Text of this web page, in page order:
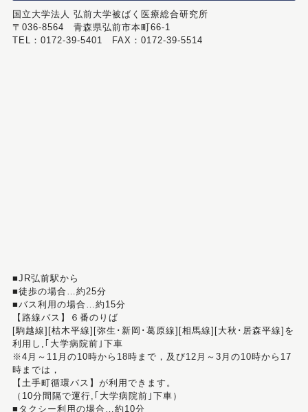
国立大学法人 弘前大学被ばく医療総合研究所
〒036-8564 青森県弘前市本町66-1
TEL：0172-39-5401 FAX：0172-39-5514
■JR弘前駅から
■徒歩の場合…約25分
■バス利用の場合…約15分
【路線バス】６番のりば
[駒越線][枯木平線][弥生･新岡･葛原線][相馬線][大秋･居森平線]を
利用し,｢大学病院前｣下車
※4月～11月の10時から18時まで，及び12月～3月の10時から17
時までは，
【土手町循環バス】が利用できます。
（10分間隔で運行,｢大学病院前｣下車）
■タクシー利用の場合…約10分